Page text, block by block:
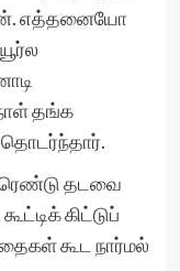
எத்தனையோ
தங்க
ரெண்டு தடவை
கிட்டுப்
கூட நார்மல்